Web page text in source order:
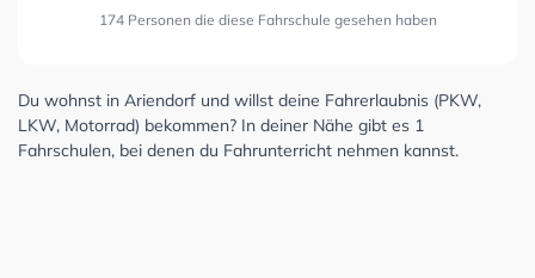
174 Personen die diese Fahrschule gesehen haben
Du wohnst in Ariendorf und willst deine Fahrerlaubnis (PKW,
LKW, Motorrad) bekommen? In deiner Nähe gibt es 1
Fahrschulen, bei denen du Fahrunterricht nehmen kannst.